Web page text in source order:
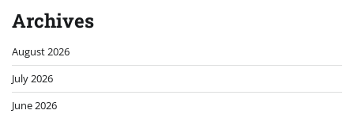
Archives
August 2026
July 2026
June 2026